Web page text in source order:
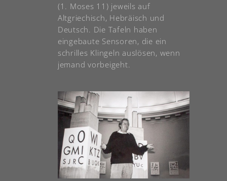
(1. Moses 11) jeweils auf
Altgriechisch, Hebräisch und
Deutsch. Die Tafeln haben
eingebaute Sensoren, die ein
schrilles Klingeln auslösen, wenn
jemand vorbeigeht.